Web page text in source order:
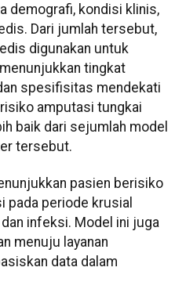
demografi, kondisi klinis,
Dari jumlah tersebut,
digunakan untuk
tingkat
spesifisitas mendekati
amputasi tungkai
baik dari sejumlah model
tersebut.
pasien berisiko
pada periode krusial
infeksi. Model ini juga
menuju layanan
data dalam